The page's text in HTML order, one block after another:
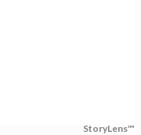
StoryLens™